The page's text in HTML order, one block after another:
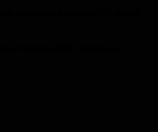
analiza i održavanje LED displej
prilagođenih rješenja za